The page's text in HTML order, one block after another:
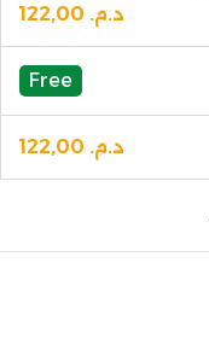
د.م.
Free
د.م.